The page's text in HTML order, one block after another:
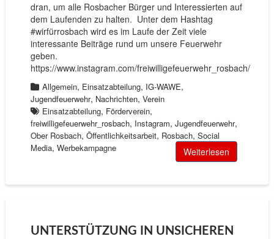
dran, um alle Rosbacher Bürger und Interessierten auf
dem Laufenden zu halten. Unter dem Hashtag
#wirfürrosbach wird es im Laufe der Zeit viele
interessante Beiträge rund um unsere Feuerwehr
geben.
https://www.instagram.com/freiwilligefeuerwehr_rosbach/
Allgemein, Einsatzabteilung, IG-WAWE,
Jugendfeuerwehr, Nachrichten, Verein
Einsatzabteilung, Förderverein,
freiwilligefeuerwehr_rosbach, Instagram, Jugendfeuerwehr,
Ober Rosbach, Öffentlichkeitsarbeit, Rosbach, Social
Media, Werbekampagne Weiterlesen
UNTERSTÜTZUNG IN UNSICHEREN